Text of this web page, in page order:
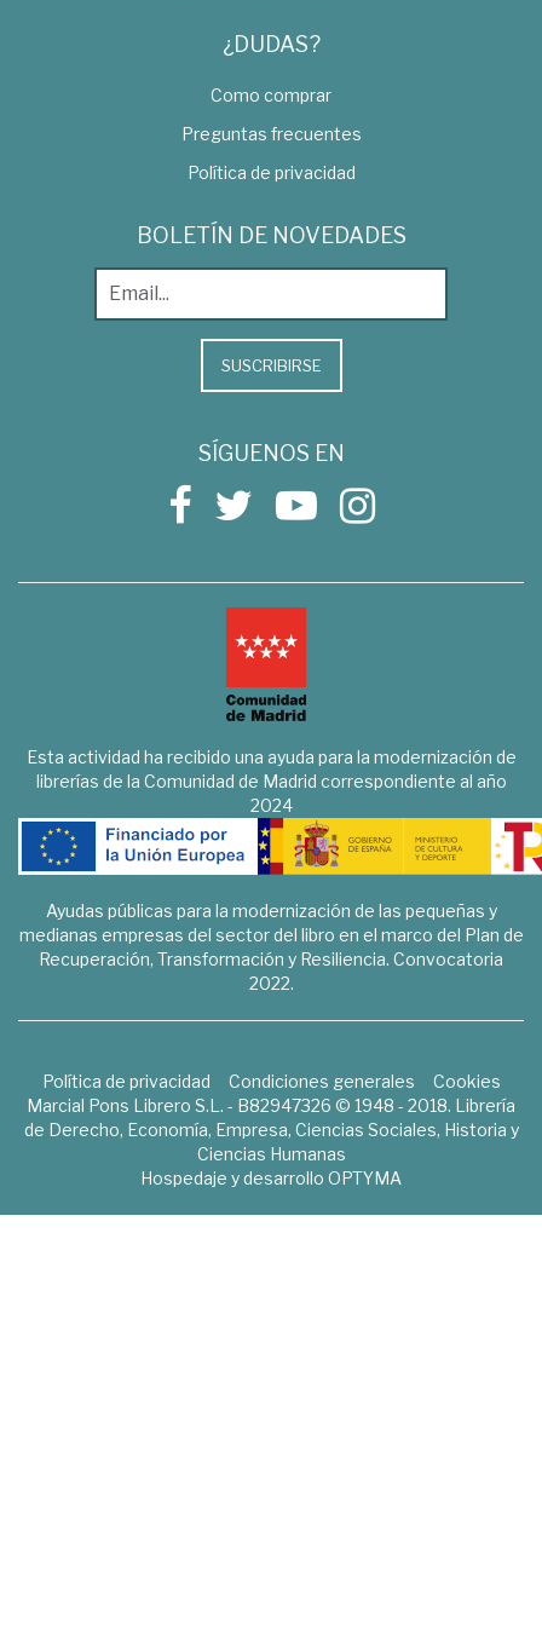
¿DUDAS?
Como comprar
Preguntas frecuentes
Política de privacidad
BOLETÍN DE NOVEDADES
SUSCRIBIRSE
SÍGUENOS EN
Esta actividad ha recibido una ayuda para la modernización de
librerías de la Comunidad de Madrid correspondiente al año
2024
Ayudas públicas para la modernización de las pequeñas y
medianas empresas del sector del libro en el marco del Plan de
Recuperación, Transformación y Resiliencia. Convocatoria
2022.
Política de privacidad Condiciones generales
Cookies
Marcial Pons Librero S.L. - B82947326 © 1948 - 2018. Librería
de Derecho, Economía, Empresa, Ciencias Sociales, Historia y
Ciencias Humanas
Hospedaje y desarrollo OPTYMA